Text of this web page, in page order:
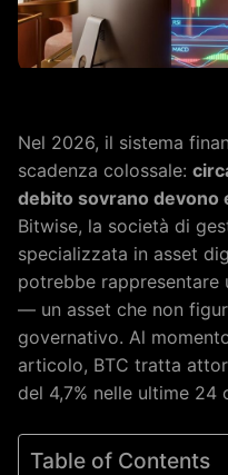
Nel 2026, il sistema
scadenza colossale:
debito sovrano devono
Bitwise, la società di
specializzata in asset
potrebbe
— un asset che non
governativo. Al
articolo, BTC tratta
del 4,7% nelle ultime 24
Table of Contents